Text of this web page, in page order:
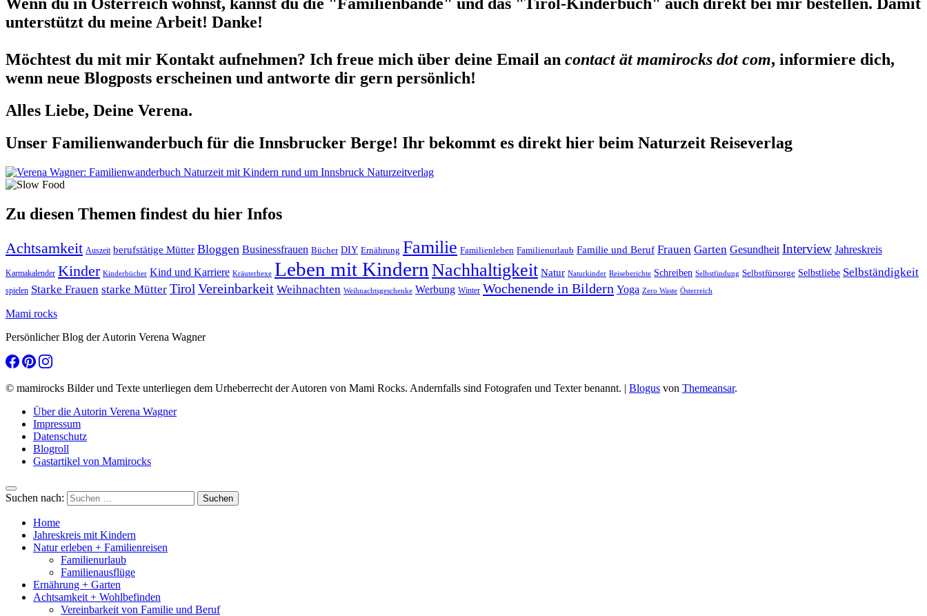
unterstützt du meine Arbeit! Danke!
Möchtest du mit mir Kontakt aufnehmen? Ich freue mich über deine Email an contact ät mamirocks dot com, informiere dich,
wenn neue Blogposts erscheinen und antworte dir gern persönlich!
Alles Liebe, Deine Verena.
Unser Familienwanderbuch für die Innsbrucker Berge! Ihr bekommt es direkt hier beim Naturzeit Reiseverlag
Zu diesen Themen findest du hier Infos
Achtsamkeit Auszeit berufstätige Mütter Bloggen Businessfrauen Bücher DIY Ernährung Familie Familienleben Familienurlaub Familie und Beruf Frauen Garten Gesundheit Interview Jahreskreis
Karmakalender Kinder Kinderbücher Kind und Karriere Kräuterhexe Leben mit Kindern Nachhaltigkeit Natur Naturkinder Reiseberichte Schreiben Selbstfindung Selbstfürsorge Selbstliebe Selbständigkeit
spielen Starke Frauen starke Mütter Tirol Vereinbarkeit Weihnachten Weihnachtsgeschenke Werbung Winter Wochenende in Bildern Yoga Zero Waste Österreich
Mami rocks
Persönlicher Blog der Autorin Verena Wagner
© mamirocks Bilder und Texte unterliegen dem Urheberrecht der Autoren von Mami Rocks. Andernfalls sind Fotografen und Texter benannt. | Blogus von Themeansar.
Über die Autorin Verena Wagner
Impressum
Datenschutz
Blogroll
Gastartikel von Mamirocks
Suchen nach:
Home
Jahreskreis mit Kindern
Natur erleben + Familienreisen
Familienurlaub
Familienausflüge
Ernährung + Garten
Achtsamkeit + Wohlbefinden
Vereinbarkeit von Familie und Beruf